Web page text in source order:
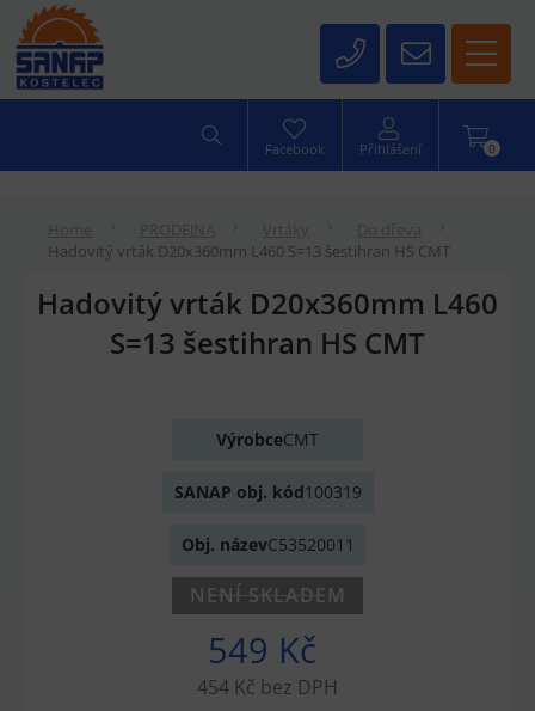
0
Facebook Přihlášení
Hadovitý vrták D20x360mm L460 S=13 šestihran HS CMT
Hadovitý vrták D20x360mm L460
S=13 šestihran HS CMT
VýrobceCMT
SANAP obj. kód100319
Obj. názevC53520011
NENÍ SKLADEM
549 Kč
454 Kč bez DPH